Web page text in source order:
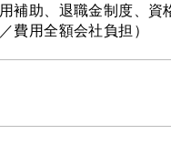
補助、退職金制度、資
費用全額会社負担）